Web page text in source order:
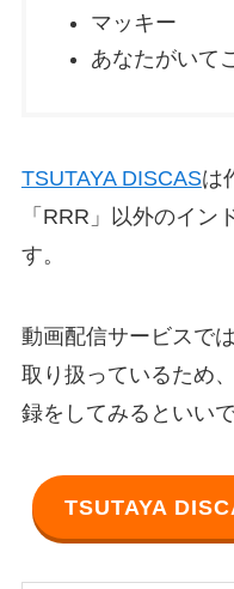
マッキー
あなたがいて
TSUTAYA DISCASは
「RRR」以外のイン
す。
動画配信サービスで
取り扱っているため
録をしてみるといいで
TSUTAYA